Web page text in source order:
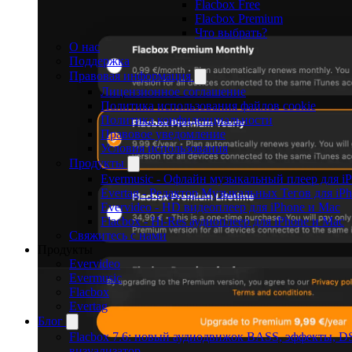
Flacbox Free
Flacbox Premium
Что выбрать?
О нас
Поддержка
Правовая информация
Лицензионное соглашение
Политика использования файлов cookie
Политика конфиденциальности
Правовое уведомление
Условия использования
Продукты
Evermusic - Офлайн музыкальный плеер для
Evertag - Редактор Музыкальных Тегов для
Evervideo - HD видеоплеер для iPhone и Mac
Flacbox - Hi-Res аудиоплеер для iPhone и Mac
Свяжитесь с нами
Evervideo
Evermusic
Flacbox
Evertag
Блог
Flacbox 7.6: новый аудиодвижок BASS, эффекты,